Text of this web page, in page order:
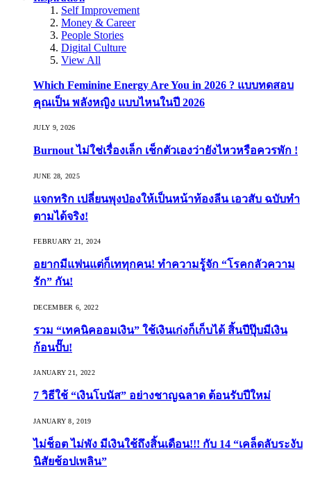
Self Improvement
Money & Career
People Stories
Digital Culture
View All
Which Feminine Energy Are You in 2026 ? แบบทดสอบ
คุณเป็น พลังหญิง แบบไหนในปี 2026
JULY 9, 2026
Burnout ไม่ใช่เรื่องเล็ก เช็กตัวเองว่ายังไหวหรือควรพัก !
JUNE 28, 2025
แจกทริก เปลี่ยนพุงป่องให้เป็นหน้าท้องลีน เอวสับ ฉบับทำ
ตามได้จริง!
FEBRUARY 21, 2024
อยากมีแฟนแต่ก็เททุกคน! ทำความรู้จัก “โรคกลัวความ
รัก” กัน!
DECEMBER 6, 2022
รวม “เทคนิคออมเงิน” ใช้เงินเก่งก็เก็บได้ สิ้นปีปุ๊บมีเงิน
ก้อนปั๊บ!
JANUARY 21, 2022
7 วิธีใช้ “เงินโบนัส” อย่างชาญฉลาด ต้อนรับปีใหม่
JANUARY 8, 2019
ไม่ช็อต ไม่พัง มีเงินใช้ถึงสิ้นเดือน!!! กับ 14 “เคล็ดลับระงับ
นิสัยช้อปเพลิน”